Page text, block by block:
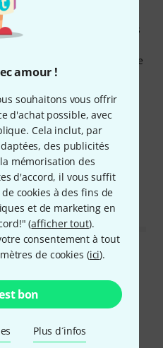
amour !
souhaitons vous offrir
d'achat possible, avec
Cela inclut, par
des publicités
mémorisation des
d'accord, il vous suffit
cookies à des fins de
et de marketing en
(afficher tout).
consentement à tout
de cookies (ici).
bon
Plus d´infos
longtemps.
confortable, il ne serre pas
avec une bonne basse
sonores (mais peu ;) )
peu
L'ÉVALUATION